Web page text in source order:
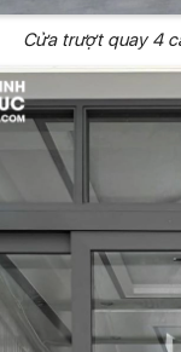
Cửa trượt quay 4